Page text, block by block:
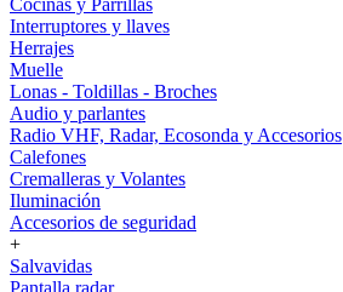
Cocinas y Parrillas
Interruptores y llaves
Herrajes
Muelle
Lonas - Toldillas - Broches
Audio y parlantes
Radio VHF, Radar, Ecosonda y Accesorios
Calefones
Cremalleras y Volantes
Iluminación
Accesorios de seguridad
+
Salvavidas
Pantalla radar